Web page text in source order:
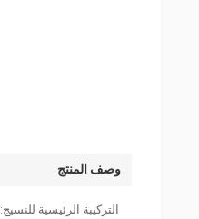
وصف المنتج
التركيبة الرئيسية للنسيج: